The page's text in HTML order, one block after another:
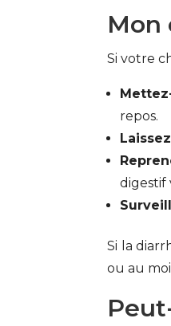
Mon
Si votre
repos.
digestif
Si la
ou au